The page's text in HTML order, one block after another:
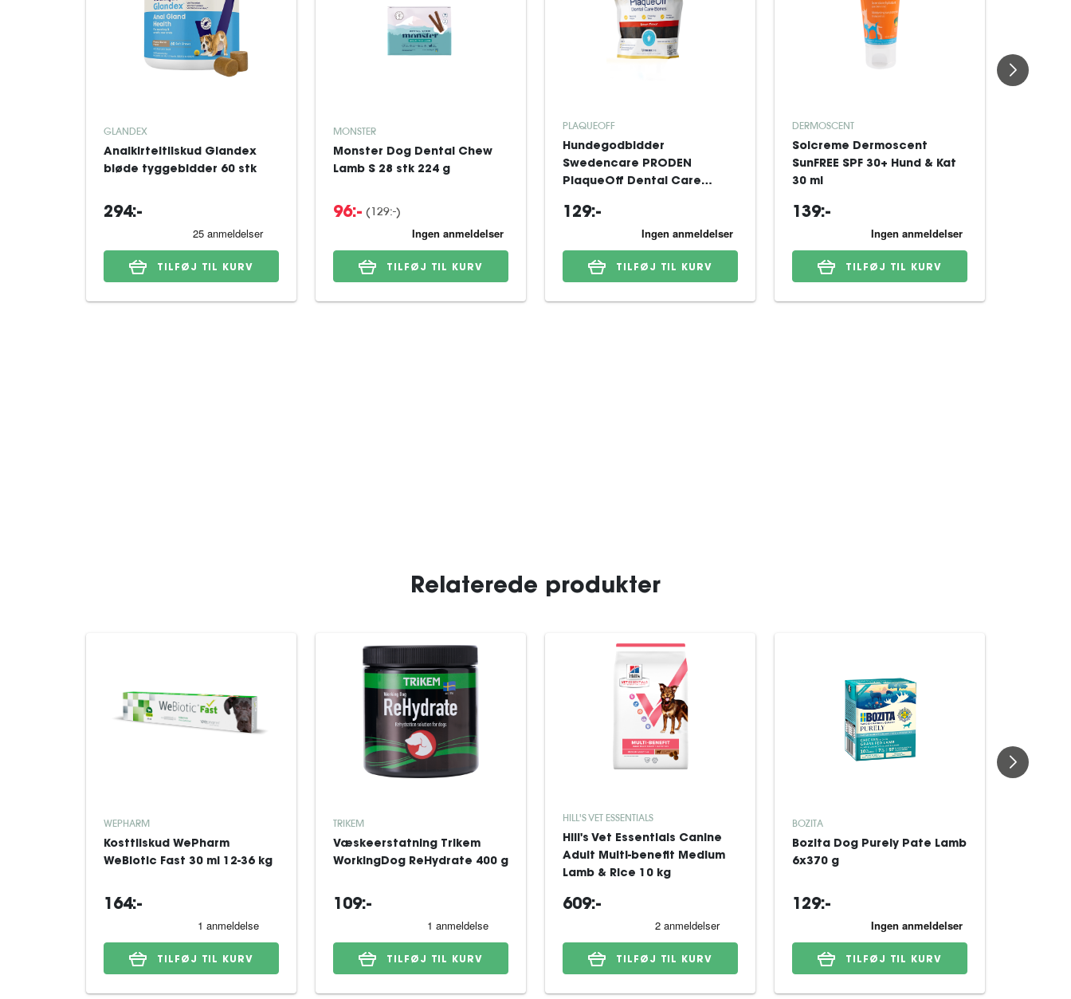
GLANDEX
Analkirteltilskud Glandex
bløde tyggebidder 60 stk
294:-
TILFØJ TIL KURV
MONSTER
Monster Dog Dental Chew
Lamb S 28 stk 224 g
96:- (129:-)
TILFØJ TIL KURV
PLAQUEOFF
Hundegodbidder
Swedencare PRODEN
PlaqueOff Dental Care
129:-
TILFØJ TIL KURV
DERMOSCENT
Solcreme Dermoscent
SunFREE SPF 30+ Hund & Kat
30 ml
139:-
TILFØJ TIL KURV
Relaterede produkter
WEPHARM
Kosttilskud WePharm
WeBiotic Fast 30 ml 12-36 kg
164:-
TILFØJ TIL KURV
TRIKEM
Væskeerstatning Trikem
WorkingDog ReHydrate 400 g
109:-
TILFØJ TIL KURV
HILL'S VET ESSENTIALS
Hill's Vet Essentials Canine
Adult Multi-benefit Medium
Lamb & Rice 10 kg
609:-
TILFØJ TIL KURV
BOZITA
Bozita Dog Purely Pate Lamb
6x370 g
129:-
TILFØJ TIL KURV